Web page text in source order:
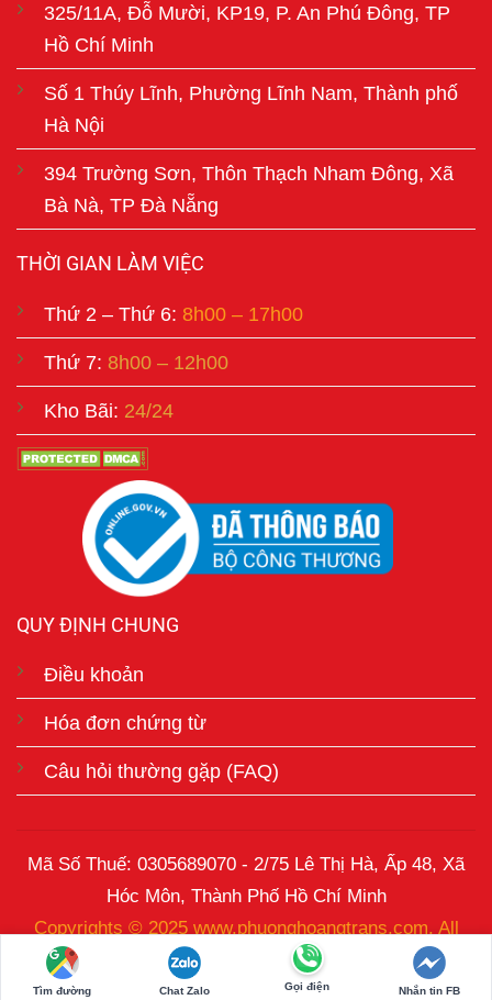
325/11A, Đỗ Mười, KP19, P. An Phú Đông, TP
Hồ Chí Minh
Số 1 Thúy Lĩnh, Phường Lĩnh Nam, Thành phố
Hà Nội
394 Trường Sơn, Thôn Thạch Nham Đông, Xã
Bà Nà, TP Đà Nẵng
THỜI GIAN LÀM VIỆC
Thứ 2 – Thứ 6: 8h00 – 17h00
Thứ 7: 8h00 – 12h00
Kho Bãi: 24/24
QUY ĐỊNH CHUNG
Điều khoản
Hóa đơn chứng từ
Câu hỏi thường gặp (FAQ)
Mã Số Thuế: 0305689070 - 2/75 Lê Thị Hà, Ấp 48, Xã
Hóc Môn, Thành Phố Hồ Chí Minh
Copyrights © 2025 www.phuonghoangtrans.com. All
Rights Reserved.
Tìm đường Chat Zalo Gọi điện Nhắn tin FB